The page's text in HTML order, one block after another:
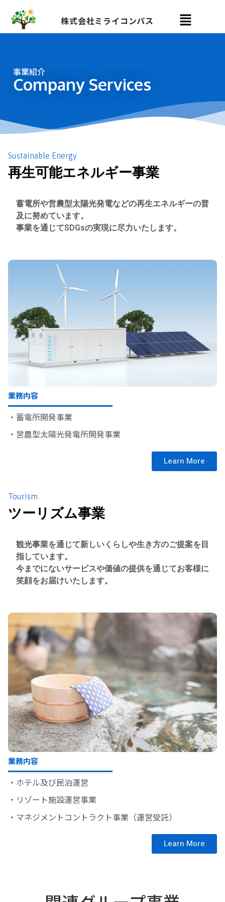
株式会社ミライコンパス
事業紹介
Company Services
Sustainable Energy
再生可能エネルギー事業
蓄電所や営農型太陽光発電などの再生エネルギーの普
及に努めています。
事業を通じてSDGsの実現に尽力いたします。
業務内容
・蓄電所開発事業
・営農型太陽光発電所開発事業
Learn More
Tourism
ツーリズム事業
観光事業を通じて新しいくらしや生き方のご提案を目
指しています。
今までにないサービスや価値の提供を通じてお客様に
笑顔をお届けいたします。
業務内容
・ホテル及び民泊運営
・リゾート施設運営事業
・マネジメントコントラクト事業（運営受託）
Learn More